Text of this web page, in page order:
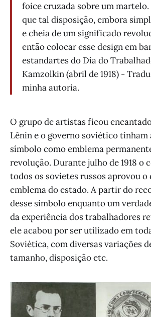
foice cruzada sobre um
que tal disposição, embora
e cheia de um significado
então colocar esse design em
estandartes do Dia do
Kamzolkin (abril de 1918) -
minha autoria.
O grupo de artistas ficou
Lênin e o governo soviético tinham
símbolo como emblema
revolução. Durante julho de 1918 o
todos os sovietes russos aprovou o
emblema do estado. A partir do
desse símbolo enquanto um
da experiência dos trabalhadores
ele acabou por ser utilizado em
Soviética, com diversas variações
tamanho, disposição etc.